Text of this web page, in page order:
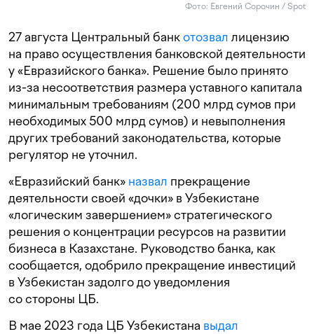
Фото: Евгений Сорочин / Spot
27 августа Центральный банкотозвал лицензию
на право осуществления банковской деятельности
у «Евразийского банка». Решение было принято
из-за несоответствия размера уставного капитала
минимальным требованиям (200 млрд сумов при
необходимых 500 млрд сумов) и невыполнения
других требований законодательства, которые
регулятор не уточнил.
«Евразийский банк» назвал прекращение
деятельности своей «дочки» в Узбекистане
«логическим завершением» стратегического
решения о концентрации ресурсов на развитии
бизнеса в Казахстане. Руководство банка, как
сообщается, одобрило прекращение инвестиций
в Узбекистан задолго до уведомления
со стороны ЦБ.
В мае 2023 года ЦБ Узбекистана выдал